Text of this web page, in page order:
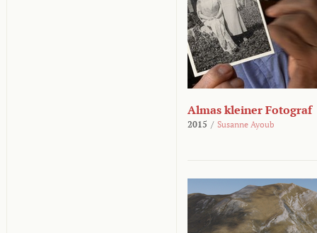
Almas kleiner Fotograf
2015 / Susanne Ayoub